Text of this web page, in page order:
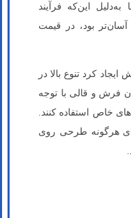
این‌که فرآیند
بود، در قیمت
کرد تنوع بالا در
فرش و قالی با توجه
خاص استفاده کنند.
هرگونه طرحی روی